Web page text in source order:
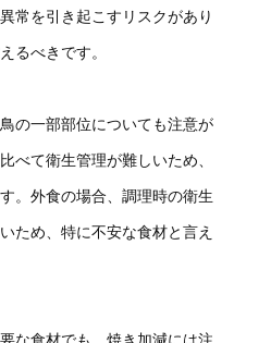
常を引き起こすリスクがあり
るべきです。
の一部部位についても注意が
べて衛生管理が難しいため、
。外食の場合、調理時の衛生
ため、特に不安な食材と言え